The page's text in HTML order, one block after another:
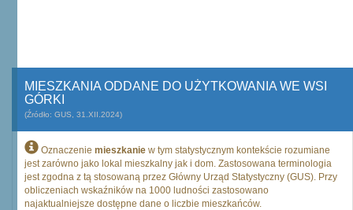
MIESZKANIA ODDANE DO UŻYTKOWANIA WE WSI
GÓRKI
(Źródło: GUS, 31.XII.2024)
Oznaczenie mieszkanie w tym statystycznym kontekście rozumiane
jest zarówno jako lokal mieszkalny jak i dom. Zastosowana terminologia
jest zgodna z tą stosowaną przez Główny Urząd Statystyczny (GUS). Przy
obliczeniach wskaźników na 1000 ludności zastosowano
najaktualniejsze dostępne dane o liczbie mieszkańców.